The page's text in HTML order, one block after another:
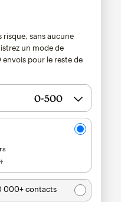
risque, sans aucune
un mode de
envois pour le reste de
par mois†
000+ contacts